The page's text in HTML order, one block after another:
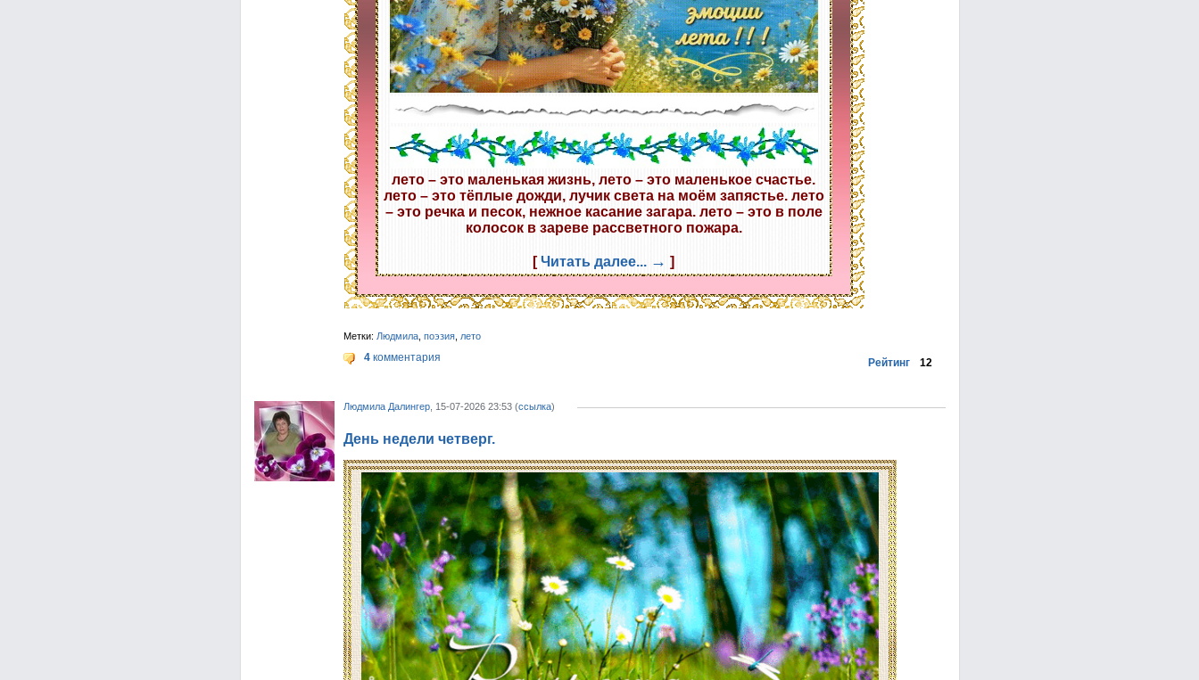
лето – это маленькая жизнь, лето – это маленькое счастье.
лето – это тёплые дожди, лучик света на моём запястье. лето
– это речка и песок, нежное касание загара. лето – это в поле
колосок в зареве рассветного пожара.
[Читать далее... → ]
Метки: Людмила, поэзия, лето
Рейтинг 12
4комментария
Людмила Далингер, 15-07-2026 23:53 (ссылка)
День недели четверг.